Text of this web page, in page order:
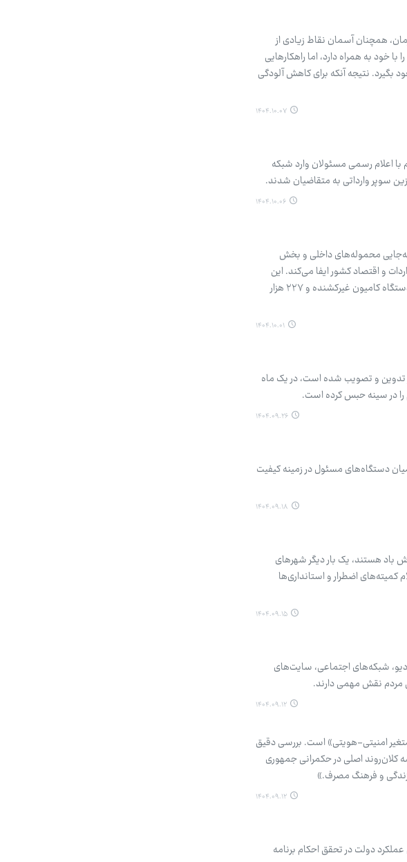
از تصویب قانون هوای پاک و موظف کردن ۲۱ نهاد و سازمان، همچنان آسمان نقاط زیادی از
به همراه دارد، اما راهکارهایی
بگیرد. نتیجه آنکه برای کاهش آلودگی
۱۴۰۴.۱۰.۰۷
با اعلام رسمی مسئولان وارد شبکه
وارداتی به متقاضیان شدند.
۱۴۰۴.۱۰.۰۶
به عنوان اصلی‌ترین شیوه حمل کالا در کشور، بیش از ۹۰ درصد جابه‌جایی محموله‌های داخلی و بخش
و اقتصاد کشور ایفا می‌کند. این
ناوگان شامل حدود ۴۸۴ هزار دستگاه کامیون و کشنده فعال است که از این تعداد، ۲۵۷ هزار دستگاه کامیون غیرکشنده و ۲۲۷ هزار
۱۴۰۴.۱۰.۰۱
تدوین و تصویب شده است، در یک ماه
در سینه حبس کرده است.
۱۴۰۴.۰۹.۲۶
میان دستگاه‌های مسئول در زمینه کیفیت
۱۴۰۴.۰۹.۱۸
باد هستند، یک بار دیگر شهرهای
هستند و بر اساس اعلام کمیته‌های اضطرار و استانداری‌ها
۱۴۰۴.۰۹.۱۵
شبکه‌های اجتماعی، سایت‌های
مردم نقش مهمی دارند.
۱۴۰۴.۰۹.۱۲
امنیتی-هویتی» است. بررسی دقیق
کلان‌روند اصلی در حکمرانی جمهوری
و فرهنگ مصرف.»
۱۴۰۴.۰۹.۱۲
خود، گزارش عملکرد دولت در تحقق احکام برنامه